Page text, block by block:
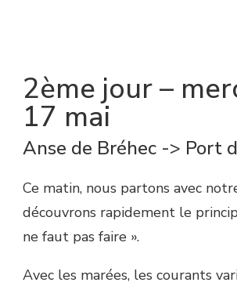
2ème jour –
17 mai
Anse de Bréhec -> Port
Ce matin, nous partons avec
découvrons rapidement le
ne faut pas faire ».
Avec les marées, les courants